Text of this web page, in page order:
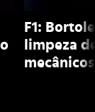
F1:
limpeza